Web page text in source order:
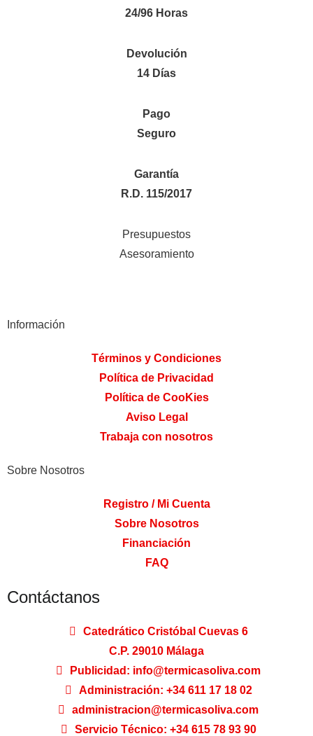
24/96 Horas
Devolución
14 Días
Pago
Seguro
Garantía
R.D. 115/2017
Presupuestos
Asesoramiento
Información
Términos y Condiciones
Política de Privacidad
Política de CooKies
Aviso Legal
Trabaja con nosotros
Sobre Nosotros
Registro / Mi Cuenta
Sobre Nosotros
Financiación
FAQ
Contáctanos
Catedrático Cristóbal Cuevas 6
C.P. 29010 Málaga
Publicidad: info@termicasoliva.com
Administración: +34 611 17 18 02
administracion@termicasoliva.com
Servicio Técnico: +34 615 78 93 90